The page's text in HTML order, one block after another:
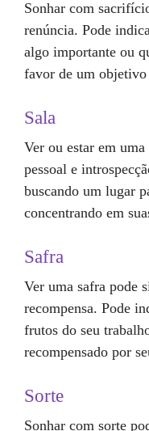
Sonhar com
renúncia. Pode
algo importante ou
favor de um
Sala
Ver ou estar em
pessoal e
buscando um lugar
concentrando em
Safra
Ver uma safra pode
recompensa. Pode
frutos do seu
recompensado por
Sorte
Sonhar com sorte